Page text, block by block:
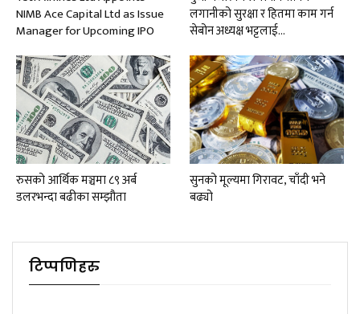
NIMB Ace Capital Ltd as Issue
Manager for Upcoming IPO
लगानीको सुरक्षा र हितमा काम गर्न
सेबोन अध्यक्ष भट्टलाई…
रुसको आर्थिक मञ्चमा ८९ अर्ब
डलरभन्दा बढीका सम्झौता
सुनको मूल्यमा गिरावट, चाँदी भने
बढ्यो
टिप्पणिहरु